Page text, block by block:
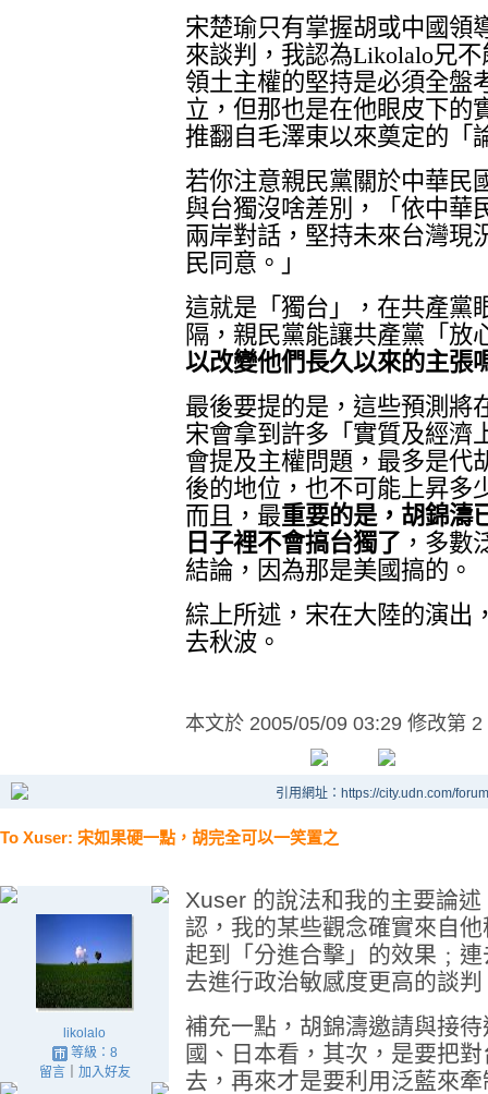
宋楚瑜只有掌握胡或中國領
來談判，我認為Likolalo兄
領土主權的堅持是必須全盤
立，但那也是在他眼皮下的
推翻自毛澤東以來奠定的「
若你注意親民黨關於中華民
與台獨沒啥差別，「依中華
兩岸對話，堅持未來台灣現
民同意。」
這就是「獨台」，在共產黨
隔，親民黨能讓共產黨「放
以改變他們長久以來的主張
最後要提的是，這些預測將
宋會拿到許多「實質及經濟
會提及主權問題，最多是代
後的地位，也不可能上昇多
而且，最重要的是，胡錦濤
日子裡不會搞台獨了 ，多數
結論，因為那是美國搞的。
綜上所述，宋在大陸的演出
去秋波。
本文於 2005/05/09 03:29 修改第 2
引用網址：https://city.udn.com/
To Xuser: 宋如果硬一點，胡完全可以一笑置之
likolalo
等級：8
留言｜ 加入好友
Xuser 的說法和我的主要論
認，我的某些觀念確實來自
起到「分進合擊」的效果﹔
去進行政治敏感度更高的談判
補充一點，胡錦濤邀請與接
國、日本看，其次，是要把
去，再來才是要利用泛藍來